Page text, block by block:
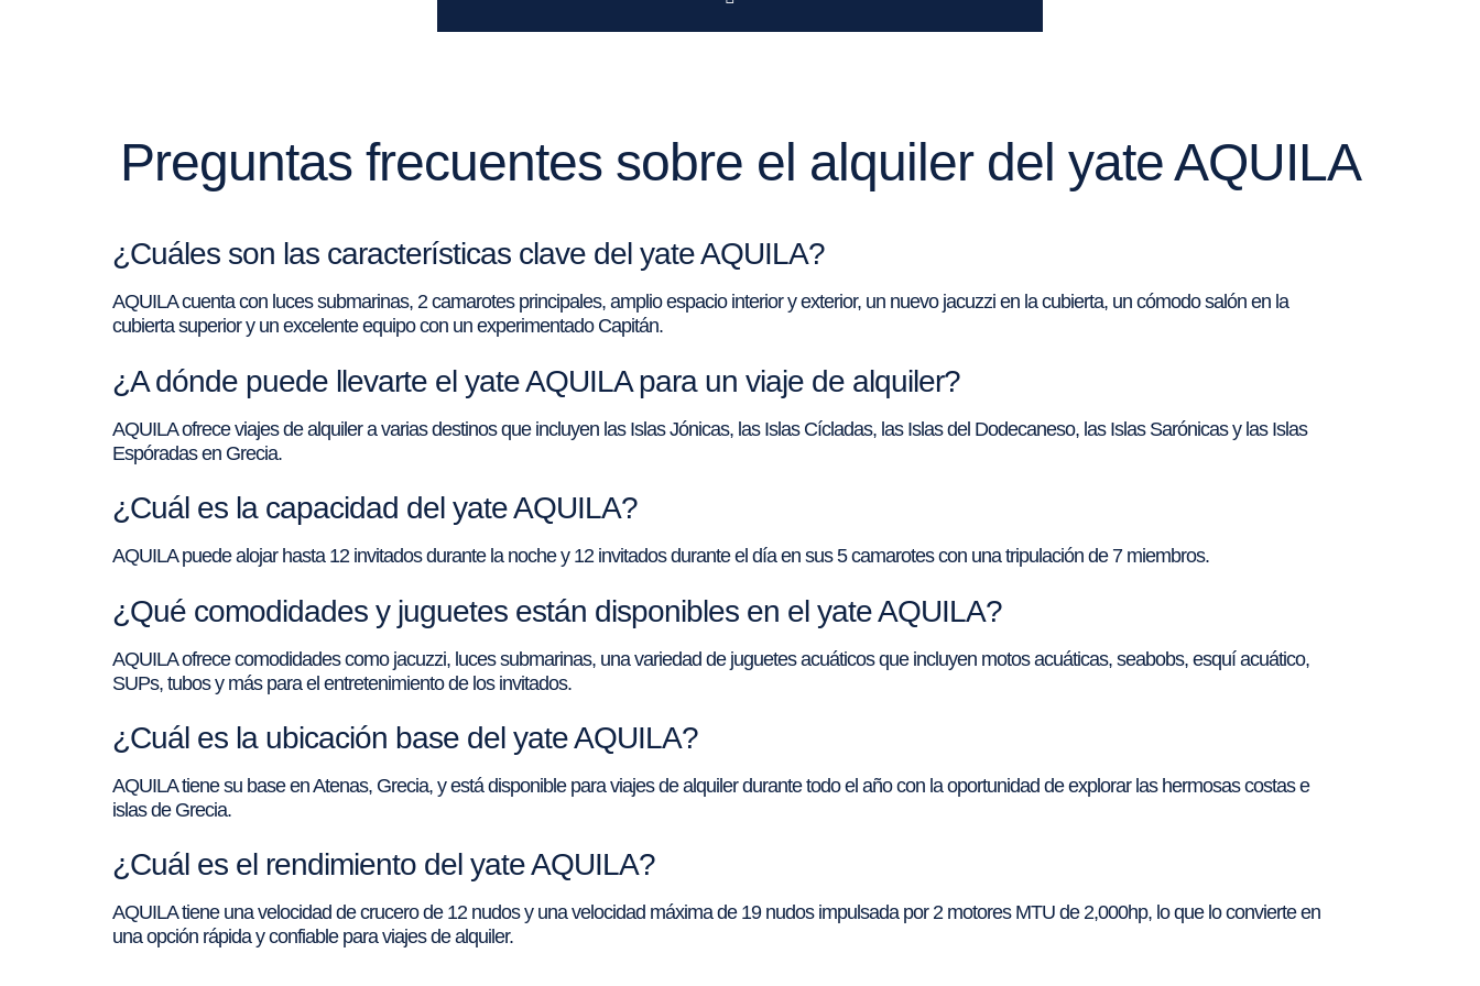
Preguntas frecuentes sobre el alquiler del yate AQUILA
¿Cuáles son las características clave del yate AQUILA?
AQUILA cuenta con luces submarinas, 2 camarotes principales, amplio espacio interior y exterior, un nuevo jacuzzi en la cubierta, un cómodo salón en la
cubierta superior y un excelente equipo con un experimentado Capitán.
¿A dónde puede llevarte el yate AQUILA para un viaje de alquiler?
AQUILA ofrece viajes de alquiler a varias destinos que incluyen las Islas Jónicas, las Islas Cícladas, las Islas del Dodecaneso, las Islas Sarónicas y las Islas
Espóradas en Grecia.
¿Cuál es la capacidad del yate AQUILA?
AQUILA puede alojar hasta 12 invitados durante la noche y 12 invitados durante el día en sus 5 camarotes con una tripulación de 7 miembros.
¿Qué comodidades y juguetes están disponibles en el yate AQUILA?
AQUILA ofrece comodidades como jacuzzi, luces submarinas, una variedad de juguetes acuáticos que incluyen motos acuáticas, seabobs, esquí acuático,
SUPs, tubos y más para el entretenimiento de los invitados.
¿Cuál es la ubicación base del yate AQUILA?
AQUILA tiene su base en Atenas, Grecia, y está disponible para viajes de alquiler durante todo el año con la oportunidad de explorar las hermosas costas e
islas de Grecia.
¿Cuál es el rendimiento del yate AQUILA?
AQUILA tiene una velocidad de crucero de 12 nudos y una velocidad máxima de 19 nudos impulsada por 2 motores MTU de 2,000hp, lo que lo convierte en
una opción rápida y confiable para viajes de alquiler.